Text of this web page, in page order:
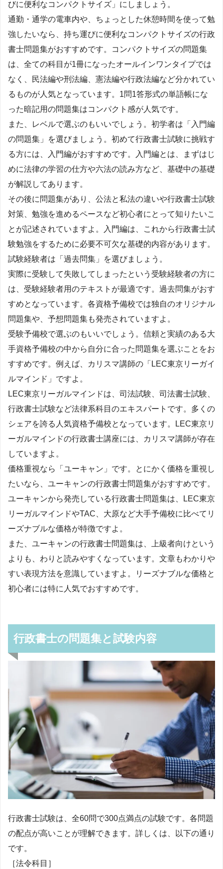
びに便利なコンパクトサイズ」にしましょう。
通勤・通学の電車内や、ちょっとした休憩時間を使って勉
強したいなら、持ち運びに便利なコンパクトサイズの行政
書士問題集がおすすめです。コンパクトサイズの問題集
は、全ての科目が1冊になったオールインワンタイプでは
なく、民法編や刑法編、憲法編や行政法編など分かれてい
るものが人気となっています。1問1答形式の単語帳にな
った暗記用の問題集はコンパクト感が人気です。
また、レベルで選ぶのもいいでしょう。初学者は「入門編
の問題集」を選びましょう。初めて行政書士試験に挑戦す
る方には、入門編がおすすめです。入門編とは、まずはじ
めに法律の学習の仕方や六法の読み方など、基礎中の基礎
が解説してあります。
その後に問題集があり、公法と私法の違いや行政書士試験
対策、勉強を進めるペースなど初心者にとって知りたいこ
とが記述されていますよ。入門編は、これから行政書士試
験勉強をするために必要不可欠な基礎的内容があります。
試験経験者は「過去問集」を選びましょう。
実際に受験して失敗してしまったという受験経験者の方に
は、受験経験者用のテキストが最適です。過去問集がおす
すめとなっています。各資格予備校では独自のオリジナル
問題集や、予想問題集も発売されていますよ。
受験予備校で選ぶのもいいでしょう。信頼と実績のある大
手資格予備校の中から自分に合った問題集を選ぶことをお
すすめです。例えば、カリスマ講師の「LEC東京リーガイ
ルマインド」ですよ。
LEC東京リーガルマインドは、司法試験、司法書士試験、
行政書士試験など法律系科目のエキスパートです。多くの
シェアを誇る人気資格予備校となっています。LEC東京リ
ーガルマインドの行政書士講座には、カリスマ講師が存在
していますよ。
価格重視なら「ユーキャン」です。とにかく価格を重視し
たいなら、ユーキャンの行政書士問題集がおすすめです。
ユーキャンから発売している行政書士問題集は、LEC東京
リーガルマインドやTAC、大原など大手予備校に比べてリ
ーズナブルな価格が特徴ですよ。
また、ユーキャンの行政書士問題集は、上級者向けという
よりも、わりと読みやすくなっています。文章もわかりや
すい表現方法を意識していますよ。リーズナブルな価格と
初心者には特に人気でおすすめです。
行政書士の問題集と試験内容
行政書士試験は、全60問で300点満点の試験です。各問題
の配点が高いことが理解できます。詳しくは、以下の通り
です。
［法令科目］